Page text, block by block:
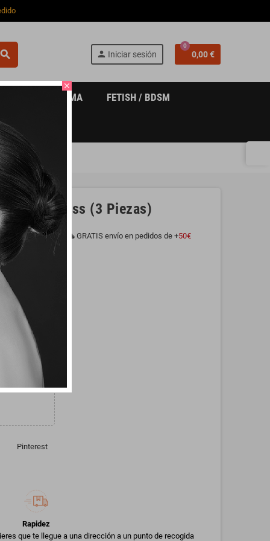
search person Iniciar sesión
0
0,00 €
ÍNTIMA FETISH / BDSM
con Strass (3 Piezas)
con
Pinterest
local_shippingGRATIS envío en pedidos de +50€
Rapidez
que te llegue a una dirección a un punto de recogida
close